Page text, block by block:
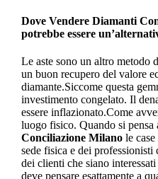
Dove Vendere Diamanti
potrebbe essere
Le aste sono un altro metodo
un buon recupero del valore
diamante.Siccome questa
investimento congelato. Il
essere inflazionato.Come
luogo fisico. Quando si pensa
Conciliazione Milanole case
sede fisica e dei professionisti
dei clienti che siano
deve pensare esattamente a